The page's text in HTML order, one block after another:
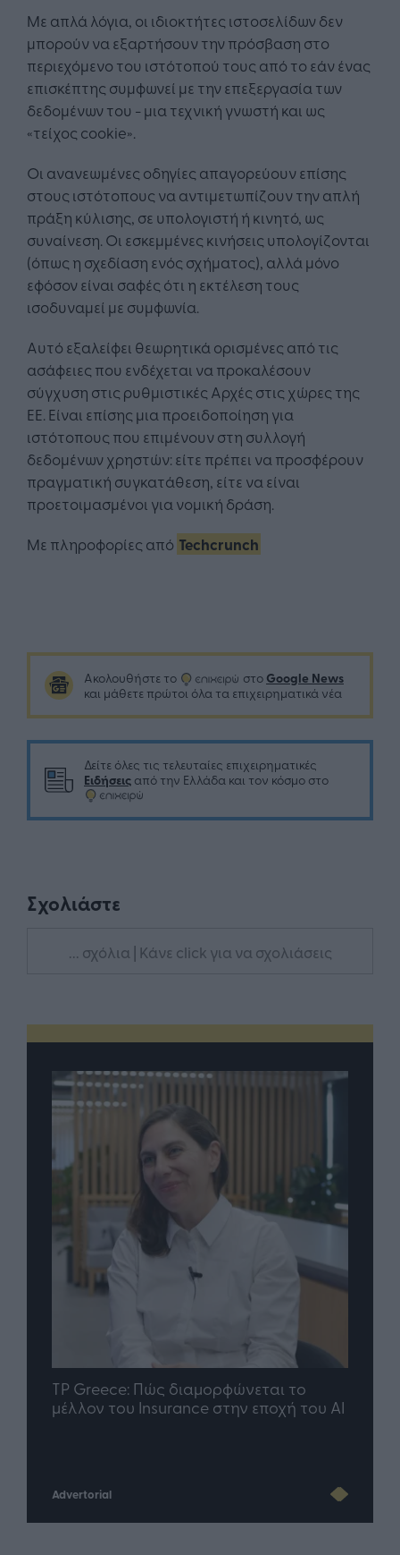
Με απλά λόγια, οι ιδιοκτήτες ιστοσελίδων δεν
μπορούν να εξαρτήσουν την πρόσβαση στο
περιεχόμενο του ιστότοπού τους από το εάν ένας
επισκέπτης συμφωνεί με την επεξεργασία των
δεδομένων του - μια τεχνική γνωστή και ως
«τείχος cookie».
Οι ανανεωμένες οδηγίες απαγορεύουν επίσης
στους ιστότοπους να αντιμετωπίζουν την απλή
πράξη κύλισης, σε υπολογιστή ή κινητό, ως
συναίνεση. Οι εσκεμμένες κινήσεις υπολογίζονται
(όπως η σχεδίαση ενός σχήματος), αλλά μόνο
εφόσον είναι σαφές ότι η εκτέλεση τους
ισοδυναμεί με συμφωνία.
Αυτό εξαλείφει θεωρητικά ορισμένες από τις
ασάφειες που ενδέχεται να προκαλέσουν
σύγχυση στις ρυθμιστικές Αρχές στις χώρες της
ΕΕ. Είναι επίσης μια προειδοποίηση για
ιστότοπους που επιμένουν στη συλλογή
δεδομένων χρηστών: είτε πρέπει να προσφέρουν
πραγματική συγκατάθεση, είτε να είναι
προετοιμασμένοι για νομική δράση.
Με πληροφορίες από Techcrunch
Ακολουθήστε το στο Google News
και μάθετε πρώτοι όλα τα επιχειρηματικά νέα
Δείτε όλες τις τελευταίες επιχειρηματικές
Ειδήσεις από την Ελλάδα και τον κόσμο στο
Σχολιάστε
... σχόλια | Κάνε click για να σχολιάσεις
TP Greece: Πώς διαμορφώνεται το
μέλλον του Insurance στην εποχή του AI
Advertorial